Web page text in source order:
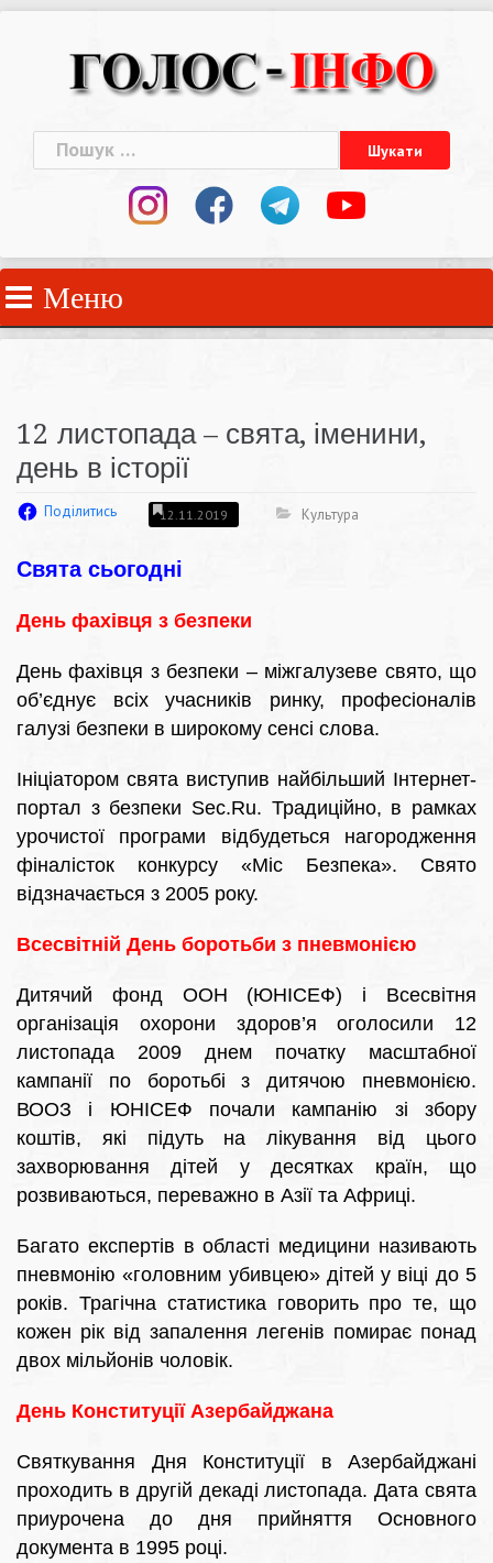
Пошук:
Меню
12 листопада – свята, іменини,
день в історії
Поділитись 12.11.2019 Культура
Свята сьогодні
День фахівця з безпеки
День фахівця з безпеки – міжгалузеве свято, що
об’єднує всіх учасників ринку, професіоналів
галузі безпеки в широкому сенсі слова.
Ініціатором свята виступив найбільший Інтернет-
портал з безпеки Sec.Ru. Традиційно, в рамках
урочистої програми відбудеться нагородження
фіналісток конкурсу «Міс Безпека». Свято
відзначається з 2005 року.
Всесвітній День боротьби з пневмонією
Дитячий фонд ООН (ЮНІСЕФ) і Всесвітня
організація охорони здоров’я оголосили 12
листопада 2009 днем початку масштабної
кампанії по боротьбі з дитячою пневмонією.
ВООЗ і ЮНІСЕФ почали кампанію зі збору
коштів, які підуть на лікування від цього
захворювання дітей у десятках країн, що
розвиваються, переважно в Азії та Африці.
Багато експертів в області медицини називають
пневмонію «головним убивцею» дітей у віці до 5
років. Трагічна статистика говорить про те, що
кожен рік від запалення легенів помирає понад
двох мільйонів чоловік.
День Конституції Азербайджана
Святкування Дня Конституції в Азербайджані
проходить в другій декаді листопада. Дата свята
приурочена до дня прийняття Основного
документа в 1995 році.